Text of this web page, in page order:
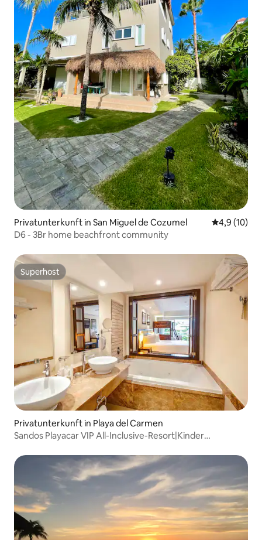
Privatunterkunft in San Miguel de Cozumel
4,9 (10)
D6 - 3Br home beachfront community
Superhost
Superhost
Privatunterkunft in Playa del Carmen
Sandos Playacar VIP All-Inclusive-Resort|Kinder